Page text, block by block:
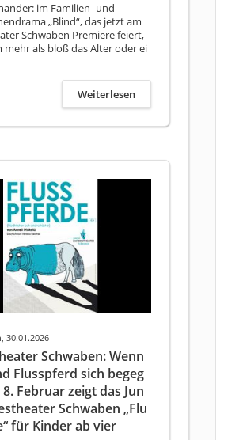
im Familien- und
„Blind“, das jetzt am
Schwaben Premiere feiert,
mehr als bloß das Alter oder ei
Weiterlesen
30.01.2026
Schwaben: Wenn
Flusspferd sich begeg
Februar zeigt das Jun
Schwaben „Flu
für Kinder ab vier